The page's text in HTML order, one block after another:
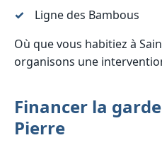
Ligne des Bambous
Où que vous habitiez à
organisons une
Financer la
Pierre